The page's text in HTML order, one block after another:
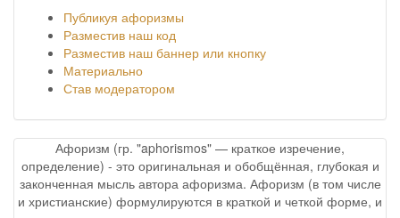
Публикуя афоризмы
Разместив наш код
Разместив наш баннер или кнопку
Материально
Став модератором
Афоризм (гр. "aphorismos" — краткое изречение,
определение) - это оригинальная и обобщённая, глубокая и
законченная мысль автора афоризма. Афоризм (в том числе
и христианские) формулируются в краткой и четкой форме, и